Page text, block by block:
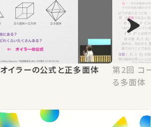
第1回 オイラーの公式と正多面体
第2回 コーシーの剛性定理と変形す
る多面体